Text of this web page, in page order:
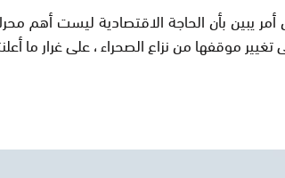
يبين بأن الحاجة الاقتصادية ليست أهم
موقفها من نزاع الصحراء ، على غرار ما